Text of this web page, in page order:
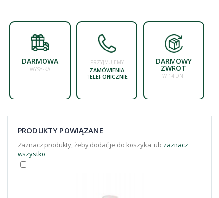
DARMOWA
WYSYŁKA
PRZYJMUJEMY
ZAMÓWIENIA
TELEFONICZNIE
DARMOWY
ZWROT
W 14 DNI
PRODUKTY POWIĄZANE
Zaznacz produkty, żeby dodać je do koszyka lub zaznacz
wszystko